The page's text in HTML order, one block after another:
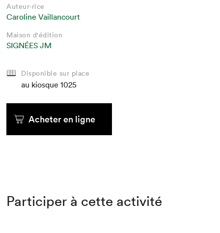
Auteur·rice
Caroline Vaillancourt
Maison d'édition
SIGNÉES JM
Disponible sur place
au kiosque 1025
Acheter en ligne
Participer à cette activité